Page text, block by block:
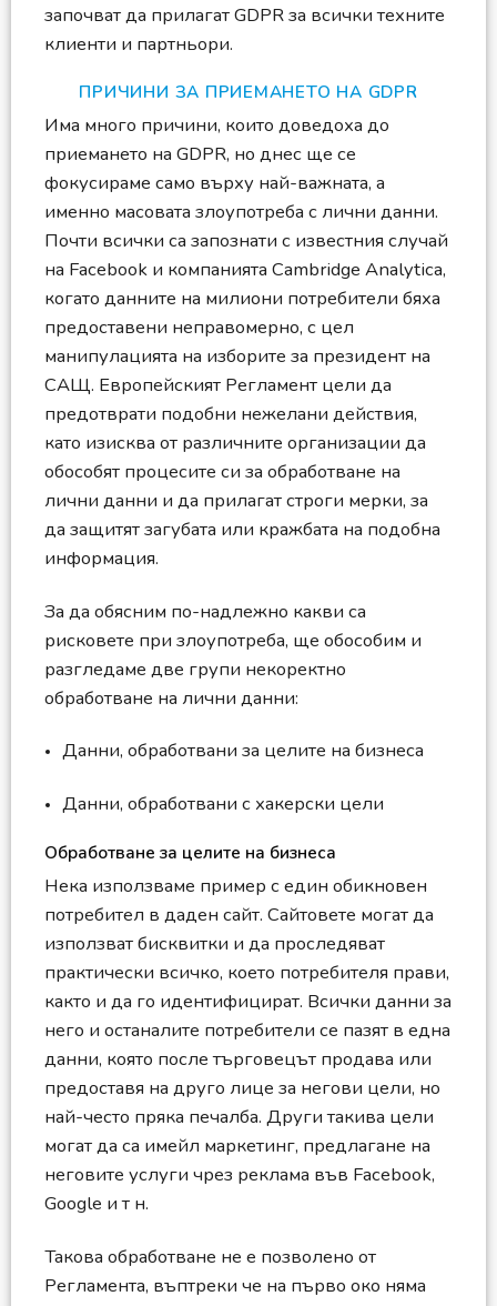
започват да прилагат GDPR за всички техните
клиенти и партньори.
ПРИЧИНИ ЗА ПРИЕМАНЕТО НА GDPR
Има много причини, които доведоха до
приемането на GDPR, но днес ще се
фокусираме само върху най-важната, а
именно масовата злоупотреба с лични данни.
Почти всички са запознати с известния случай
на Facebook и компанията Cambridge Analytica,
когато данните на милиони потребители бяха
предоставени неправомерно, с цел
манипулацията на изборите за президент на
САЩ. Европейският Регламент цели да
предотврати подобни нежелани действия,
като изисква от различните организации да
обособят процесите си за обработване на
лични данни и да прилагат строги мерки, за
да защитят загубата или кражбата на подобна
информация.
За да обясним по-надлежно какви са
рисковете при злоупотреба, ще обособим и
разгледаме две групи некоректно
обработване на лични данни:
Данни, обработвани за целите на бизнеса
Данни, обработвани с хакерски цели
Обработване за целите на бизнеса
Нека използваме пример с един обикновен
потребител в даден сайт. Сайтовете могат да
използват бисквитки и да проследяват
практически всичко, което потребителя прави,
както и да го идентифицират. Всички данни за
него и останалите потребители се пазят в една
данни, която после търговецът продава или
предоставя на друго лице за негови цели, но
най-често пряка печалба. Други такива цели
могат да са имейл маркетинг, предлагане на
неговите услуги чрез реклама във Facebook,
Google и т н.
Такова обработване не е позволено от
Регламента, въптреки че на първо око няма